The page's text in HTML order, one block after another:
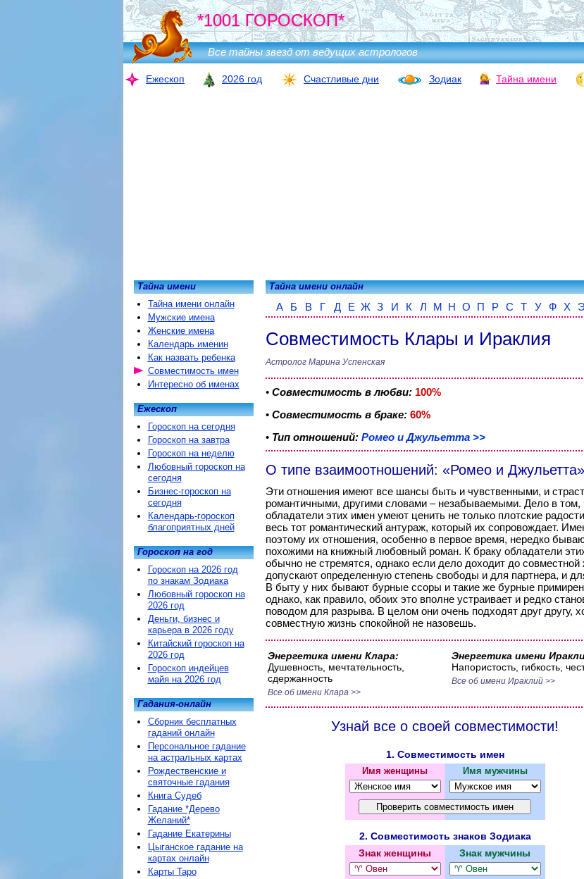
*1001 ГОРОСКОП*
Все тайны звезд от ведущих астрологов
Ежескоп 2026 год Счастливые дни Зодиак Тайна имени
Тайна имени онлайн
А Б В Г Д Е Ж З И К Л М Н О П Р С Т У Ф Х
Совместимость Клары и Ираклия
Астролог Марина Успенская
• Совместимость в любви: 100%
• Совместимость в браке: 60%
• Тип отношений: Ромео и Джульетта >>
О типе взаимоотношений: «Ромео и Джульетта»
Эти отношения имеют все шансы быть и чувственными, и
романтичными, другими словами – незабываемыми. Дело в том,
обладатели этих имен умеют ценить не только плотские
весь тот романтический антураж, который их сопровождает.
поэтому их отношения, особенно в первое время, нередко
похожими на книжный любовный роман. К браку обладатели
обычно не стремятся, однако если дело доходит до совместной
допускают определенную степень свободы и для партнера, и
В быту у них бывают бурные ссоры и такие же бурные
однако, как правило, обоих это вполне устраивает и редко
поводом для разрыва. В целом они очень подходят друг другу,
совместную жизнь спокойной не назовешь.
Энергетика имени Клара:
Душевность, мечтательность,
сдержанность
Все об имени Клара >>
Энергетика имени
Напористость, гибкость,
Все об имени Ираклий >>
Узнай все о своей совместимости!
1. Совместимость имен
Имя женщины Имя мужчины
2. Совместимость знаков Зодиака
Знак женщины
Знак мужчины
Тайна имени
Тайна имени онлайн
Мужские имена
Женские имена
Календарь именин
Как назвать ребенка
Совместимость имен
Интересно об именах
Ежескоп
Гороскоп на сегодня
Гороскоп на завтра
Гороскоп на неделю
Любовный гороскоп на
сегодня
Бизнес-гороскоп на
сегодня
Календарь-гороскоп
благоприятных дней
Гороскоп на год
Гороскоп на 2026 год
по знакам Зодиака
Любовный гороскоп на
2026 год
Деньги, бизнес и
карьера в 2026 году
Китайский гороскоп на
2026 год
Гороскоп индейцев
майя на 2026 год
Гадания-онлайн
Сборник бесплатных
гаданий онлайн
Персональное гадание
на астральных картах
Рождественские и
святочные гадания
Книга Судеб
Гадание *Дерево
Желаний*
Гадание Екатерины
Цыганское гадание на
картах онлайн
Карты Таро